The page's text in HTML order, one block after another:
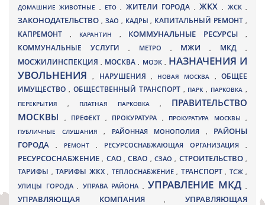
ДОМАШНИЕ ЖИВОТНЫЕ , ЕТО, ЖИТЕЛИ ГОРОДА , ЖКХ, ЖСК,
ЗАКОНОДАТЕЛЬСТВО , ЗАО , КАДРЫ, КАПИТАЛЬНЫЙ РЕМОНТ ,
КАПРЕМОНТ , КАРАНТИН , КОММУНАЛЬНЫЕ РЕСУРСЫ,
КОММУНАЛЬНЫЕ УСЛУГИ , МЕТРО , МЖИ, МКД ,
МОСЖИЛИНСПЕКЦИЯ, МОСКВА , МОЭК , НАЗНАЧЕНИЯ И
УВОЛЬНЕНИЯ, НАРУШЕНИЯ , НОВАЯ МОСКВА ,ОБЩЕЕ
ИМУЩЕСТВО , ОБЩЕСТВЕННЫЙ ТРАНСПОРТ , ПАРК, ПАРКОВКА ,
ПЕРЕКРЫТИЯ , ПЛАТНАЯ ПАРКОВКА , ПРАВИТЕЛЬСТВО
МОСКВЫ
, ПРЕФЕКТ , ПРОКУРАТУРА , ПРОКУРАТУРА МОСКВЫ ,
ПУБЛИЧНЫЕ СЛУШАНИЯ , РАЙОННАЯ МОНОПОЛИЯ , РАЙОНЫ
ГОРОДА
, РЕМОНТ , РЕСУРСОСНАБЖАЮЩАЯ ОРГАНИЗАЦИЯ ,
РЕСУРСОСНАБЖЕНИЕ, САО,СВАО ,СЗАО, СТРОИТЕЛЬСТВО,
ТАРИФЫ , ТАРИФЫ ЖКХ , ТЕПЛОСНАБЖЕНИЕ , ТРАНСПОРТ , ТСЖ ,
УЛИЦЫ ГОРОДА , УПРАВА РАЙОНА , УПРАВЛЕНИЕ МКД ,
УПРАВЛЯЮЩАЯ КОМПАНИЯ,УПРАВЛЯЮЩАЯ